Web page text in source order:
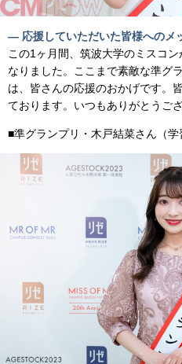
— 応援していただいた皆様へのメ
この1ヶ月間、筑波大学のミスコ
なりました。ここまで素敵な準グ
は、皆さんの応援のおかげです。
ております。いつもありがとうござ
■準グランプリ・木戸結菜さん（学